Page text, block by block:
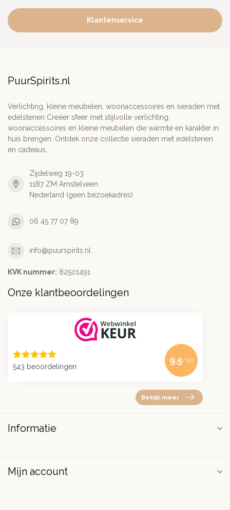
Klantenservice
PuurSpirits.nl
Verlichting, kleine meubelen, woonaccessoires en sieraden met
edelstenen Creëer sfeer met stijlvolle verlichting,
woonaccessoires en kleine meubelen die warmte en karakter in
huis brengen. Ontdek onze collectie sieraden met edelstenen
en cadeaus.
Zijdelweg 19-03
1187 ZM Amstelveen
Nederland (geen bezoekadres)
06 45 77 07 89
info@puurspirits.nl
KVK nummer: 82501491
Onze klantbeoordelingen
543 beoordelingen
9.5/10
Bekijk meer
Informatie
Mijn account